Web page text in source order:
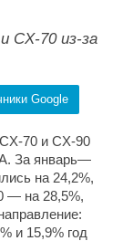
CX-70 из-за
Google
70 и CX-90
За январь—
на 24,2%,
— на 28,5%,
и 15,9% год